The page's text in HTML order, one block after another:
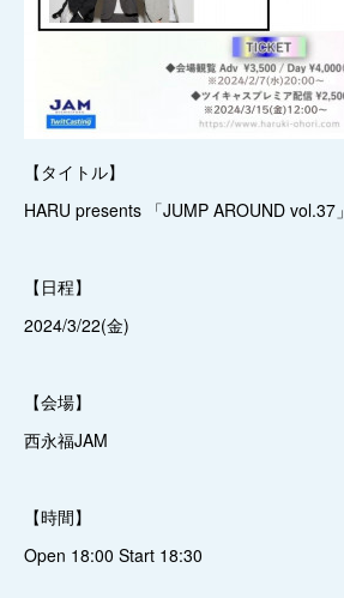
【タイトル】
HARU presents 「JUMP AROUND vol.37」
【日程】
2024/3/22(金)
【会場】
西永福JAM
【時間】
Open 18:00 Start 18:30